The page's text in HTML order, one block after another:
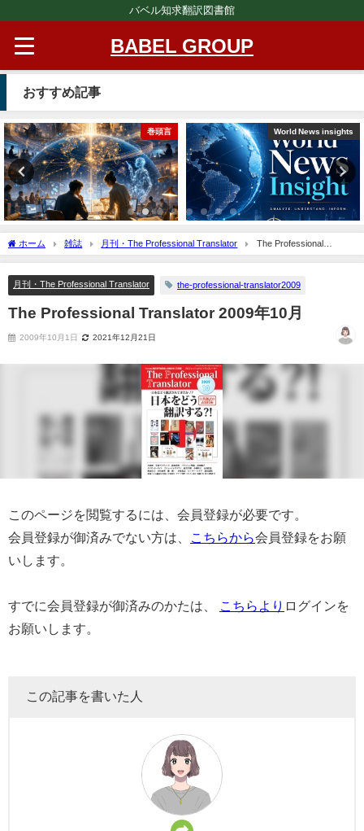
バベル知求翻訳図書館
BABEL GROUP
おすすめ記事
巻頭言 World News insights
ホーム 雑誌 月刊・The Professional Translator
The Professional
Translator 2009年10月
月刊・The Professional Translator the-professional-translator2009
The Professional Translator 2009年10月
2009年10月1日 2021年12月21日
このページを閲覧するには、会員登録が必要です。
会員登録が御済みでない方は、
こちらから会員登録をお願
いします。
すでに会員登録が御済みのかたは、 こちらより ログインを
お願いします。
この記事を書いた人